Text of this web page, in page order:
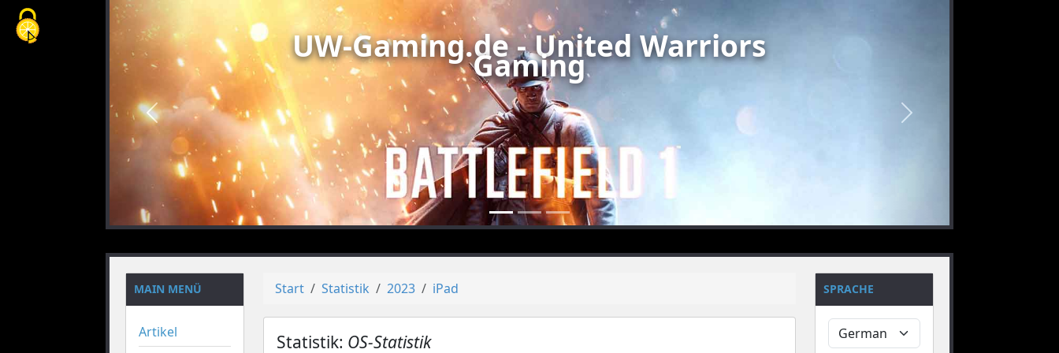
vorheriges nächstes
UW-Gaming.de - United Warriors
Gaming
MAIN MENÜ
Artikel
Start Statistik 2023 iPad
Statistik: OS-Statistik
SPRACHE
Cookie-Einstellungen